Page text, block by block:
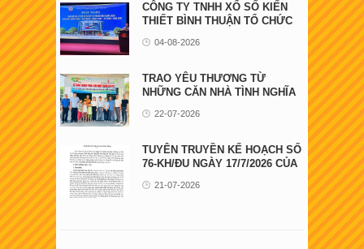
CÔNG TY TNHH XỔ SỐ KIẾN
THIẾT BÌNH THUẬN TỔ CHỨC
04-08-2026
TRAO YÊU THƯƠNG TỪ
NHỮNG CĂN NHÀ TÌNH NGHĨA
22-07-2026
TUYÊN TRUYỀN KẾ HOẠCH SỐ
76-KH/ĐU NGÀY 17/7/2026 CỦA
21-07-2026